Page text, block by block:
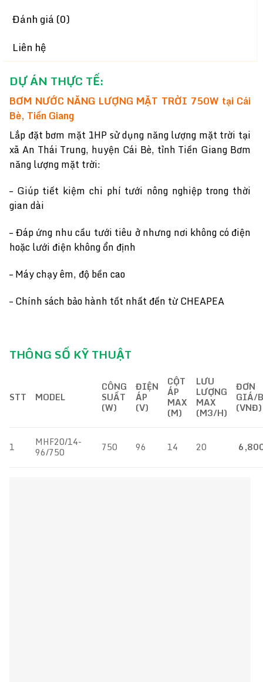
Đánh giá (0)
Liên hệ
DỰ ÁN THỰC TẾ:
BƠM NƯỚC NĂNG LƯỢNG MẶT TRỜI 750W tại Cái
Bè, Tiền Giang
Lắp đặt bơm mặt 1HP sử dụng năng lượng mặt trời tại
xã An Thái Trung, huyện Cái Bè, tỉnh Tiền Giang Bơm
năng lượng mặt trời:
– Giúp tiết kiệm chi phí tưới nông nghiệp trong thời
gian dài
– Đáp ứng nhu cầu tưới tiêu ở nhưng nơi không có điện
hoặc lưới điện không ổn định
– Máy chạy êm, độ bền cao
– Chính sách bảo hành tốt nhất đến từ CHEAPEA
THÔNG SỐ KỸ THUẬT
STT MODEL
CÔNG
SUẤT
(W)
ĐIỆN
ÁP
(V)
CỘT
ÁP
MAX
(M)
LƯU
LƯỢNG
MAX
(M3/H)
ĐƠN
GIÁ/
(VNĐ)
1 MHF20/14-
96/750 750 96 14 20